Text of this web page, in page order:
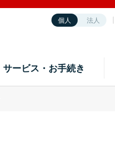
個人 法人
サービス・お手続き